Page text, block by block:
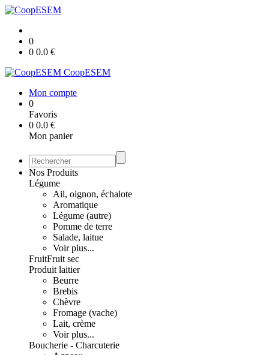
0
0 0.0 €
CoopESEM
Mon compte
0
Favoris
0 0.0 €
Mon panier
Nos Produits
Légume
Ail, oignon, échalote
Aromatique
Légume (autre)
Pomme de terre
Salade, laitue
Voir plus...
FruitFruit sec
Produit laitier
Beurre
Brebis
Chèvre
Fromage (vache)
Lait, crème
Voir plus...
Boucherie - Charcuterie